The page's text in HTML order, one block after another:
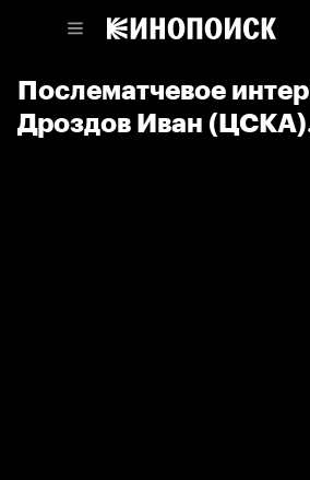
Послематчевое
Дроздов Иван